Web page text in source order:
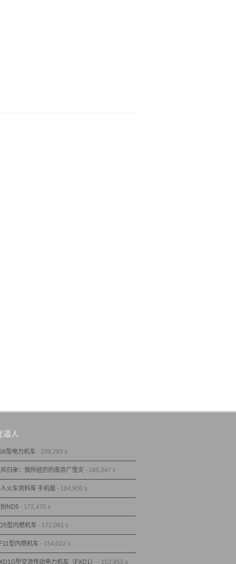
逼人
型电力机车 - 209,293 s
归来：我所经历的南京广雪灾 - 185,347 s
火车资料库 手机版 - 184,900 s
ND5 - 172,470 s
型内燃机车 - 172,081 s
型内燃机车 - 154,022 s
型交流传动电力机车（FXD1） - 153,953 s